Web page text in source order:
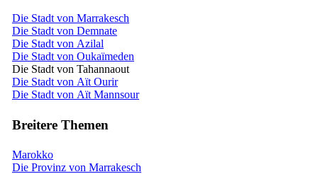
Die Stadt von Marrakesch
Die Stadt von Demnate
Die Stadt von Azilal
Die Stadt von Oukaïmeden
Die Stadt von Tahannaout
Die Stadt von Aït Ourir
Die Stadt von Aït Mannsour
Breitere Themen
Marokko
Die Provinz von Marrakesch